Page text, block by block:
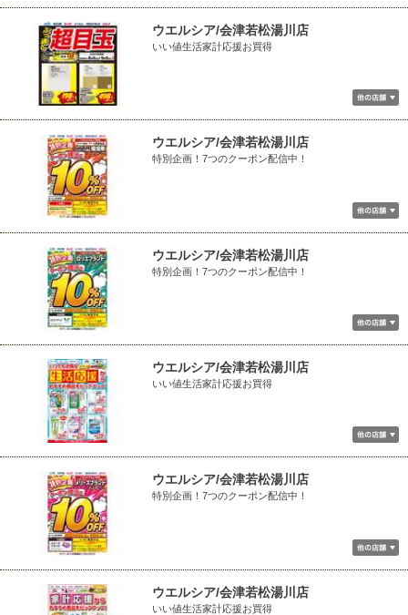
ウエルシア/会津若松湯川店
いい値生活家計応援お買得
ウエルシア/会津若松湯川店
特別企画！7つのクーポン配信中！
ウエルシア/会津若松湯川店
特別企画！7つのクーポン配信中！
ウエルシア/会津若松湯川店
いい値生活家計応援お買得
ウエルシア/会津若松湯川店
特別企画！7つのクーポン配信中！
ウエルシア/会津若松湯川店
いい値生活家計応援お買得